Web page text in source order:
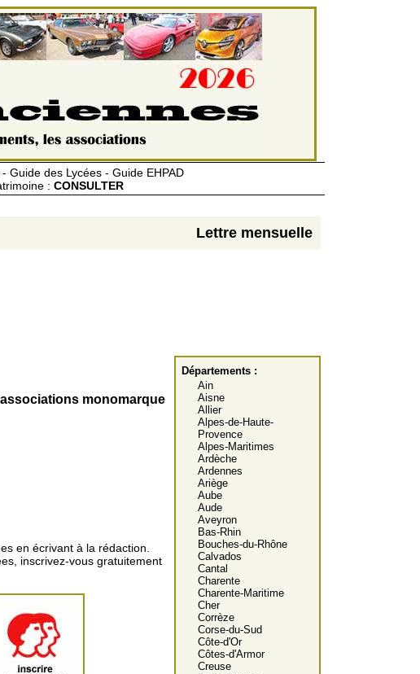
Guide des Lycées - Guide EHPAD
: CONSULTER
Lettre mensuelle
Départements :
Ain
Aisne
Allier
Alpes-de-Haute-
Provence
Alpes-Maritimes
Ardèche
Ardennes
Ariège
Aube
Aude
Aveyron
Bas-Rhin
Bouches-du-Rhône
Calvados
Cantal
Charente
Charente-Maritime
Cher
Corrèze
Corse-du-Sud
Côte-d'Or
Côtes-d'Armor
Creuse
monomarque
en écrivant à la rédaction.
inscrivez-vous gratuitement